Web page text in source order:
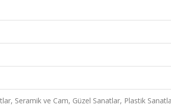
Seramik ve Cam, Güzel Sanatlar, Plastik